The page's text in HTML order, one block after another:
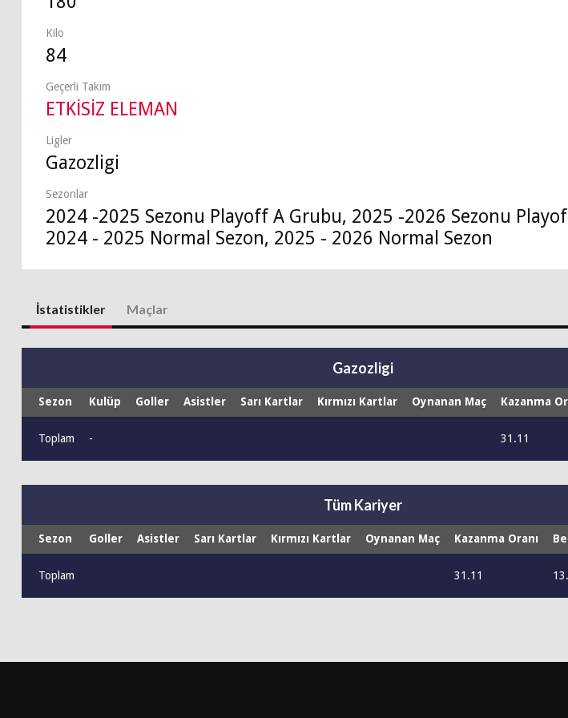
Kilo
84
Geçerli Takım
ETKİSİZ ELEMAN
Ligler
Gazozligi
Sezonlar
2024 -2025 Sezonu Playoff A Grubu, 2025 -2026 Sezonu
2024 - 2025 Normal Sezon, 2025 - 2026 Normal Sezon
İstatistikler Maçlar
Gazozligi
Sezon Kulüp Goller Asistler Sarı Kartlar Kırmızı Kartlar Oynanan Maç Kazanma
Toplam - 31.11
Tüm Kariyer
Sezon Goller Asistler Sarı Kartlar Kırmızı Kartlar Oynanan Maç Kazanma Oranı
Toplam 31.11